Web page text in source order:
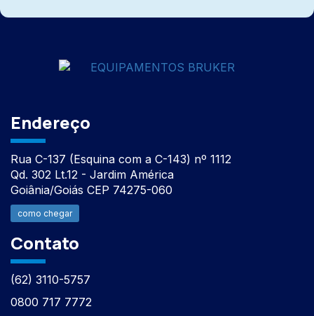
Endereço
Rua C-137 (Esquina com a C-143) nº 1112
Qd. 302 Lt.12 - Jardim América
Goiânia/Goiás CEP 74275-060
como chegar
Contato
(62) 3110-5757
0800 717 7772